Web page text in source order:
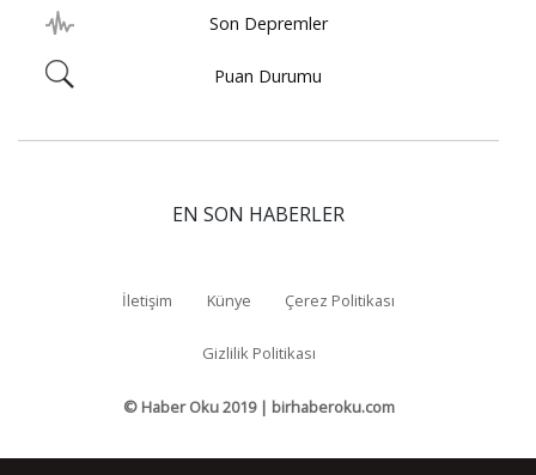
Son Depremler
Puan Durumu
EN SON HABERLER
İletişim Künye Çerez Politikası
Gizlilik Politikası
© Haber Oku 2019 | birhaberoku.com